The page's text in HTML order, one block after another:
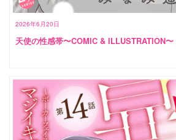
2026年6月20日
天使の性感帯〜COMIC & ILLUSTRATION〜